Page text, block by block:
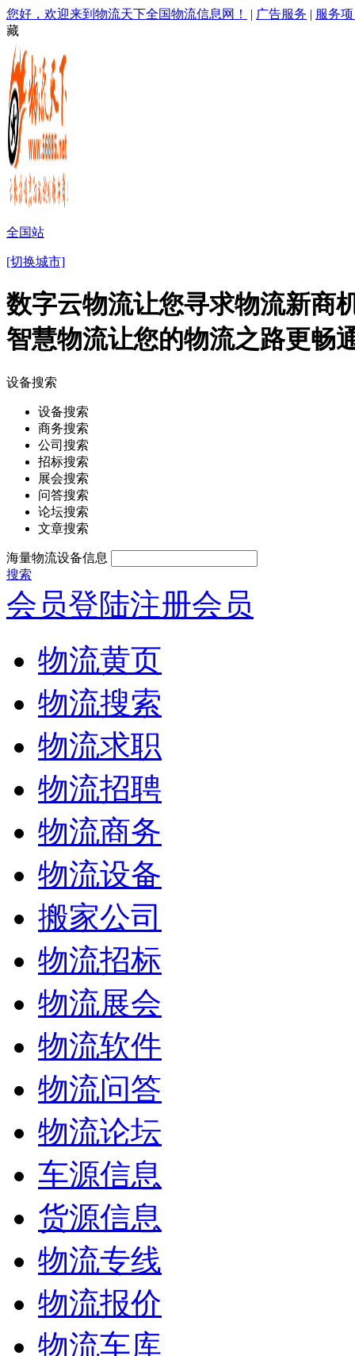
您好，欢迎来到物流天下全国物流信息网！ | 广告服务 | 服务
藏
全国站
[切换城市]
数字云物流让您寻求物流新商
智慧物流让您的物流之路更畅
设备搜索
设备搜索
商务搜索
公司搜索
招标搜索
展会搜索
问答搜索
论坛搜索
文章搜索
海量物流设备信息
搜索
会员登陆注册会员
物流黄页
物流搜索
物流求职
物流招聘
物流商务
物流设备
搬家公司
物流招标
物流展会
物流软件
物流问答
物流论坛
车源信息
货源信息
物流专线
物流报价
物流车库